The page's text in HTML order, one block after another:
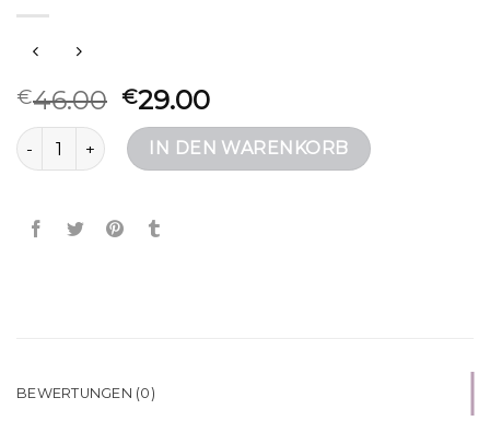
€46.00 €29.00
jack wolfskin rucksack MengeIN DEN WARENKORB
BEWERTUNGEN (0)